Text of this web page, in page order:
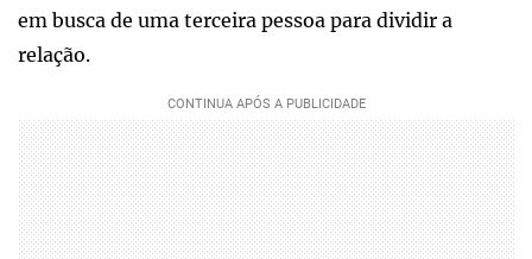
em busca de uma terceira pessoa para dividir a
relação.